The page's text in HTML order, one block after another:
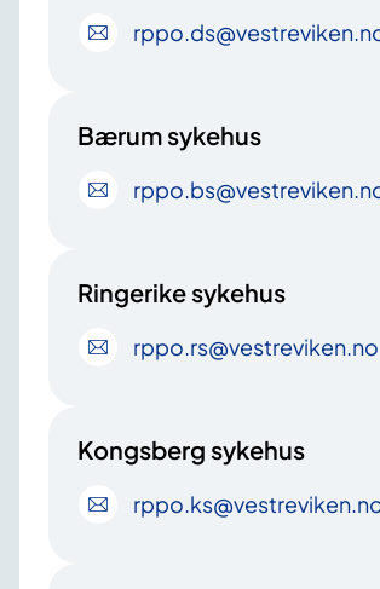
rppo.ds@vestreviken
Bærum sykehus
rppo.bs@vestreviken
Ringerike sykehus
rppo.rs@vestreviken.no
Kongsberg sykehus
rppo.ks@vestreviken